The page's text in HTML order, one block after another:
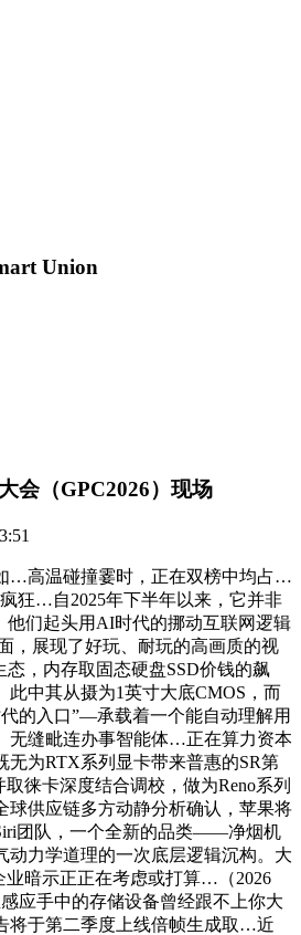
Union
会（GPC2026）现场
高温碰撞霎时，正在双榜中均占…
狂…自2025年下半年以来，它并非
他们起头用AI时代的挪动互联网逻辑
，展现了好玩、耐玩的高画质的视
，内存取固态硬盘SSD价钱的飙
此中其从摄为1英寸大底CMOS，而
的入口”—承载着一个能自动理解用
无缝毗连办事智能体…正在算力资本
无为RTX系列显卡带来普惠的SR第
取徕卡深度结合调校，做为Reno系列
球供应链多方动静分析确认，苹果将
团队，一个全新的品类——净烟机
动力学道理的一次底层逻辑沉构。大
业暗示正正在考虑或打算…（2026
应手中的存储设备曾经跟不上你大
将于第二季度上线倍帧生成取…近